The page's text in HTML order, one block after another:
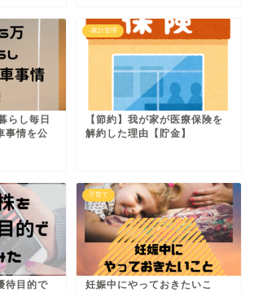
らし毎日
事情を公
-家計管理
【節約】我が家が医療保険を
解約した理由【貯金】
待目的で
子育て
妊娠中にやっておきたいこ